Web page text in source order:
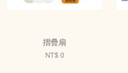
摺疊扇
NT$ 0